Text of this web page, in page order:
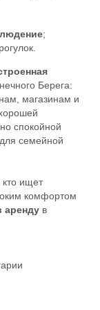
;
Берега:
магазинам и
спокойной
семейной
ищет
комфортом
аренду в